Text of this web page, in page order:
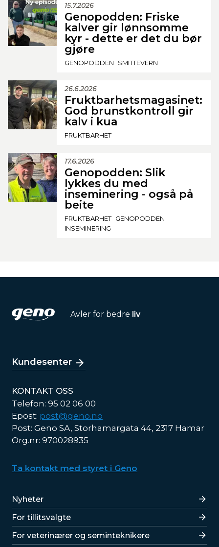
15.7.2026
Genopodden: Friske
kalver gir lønnsomme
kyr - dette er det du bør
gjøre
GENOPODDEN SMITTEVERN
26.6.2026
Fruktbarhetsmagasinet:
God brunstkontroll gir
kalv i kua
FRUKTBARHET
17.6.2026
Genopodden: Slik
lykkes du med
inseminering - også på
beite
FRUKTBARHET GENOPODDEN
INSEMINERING
Avler for bedre liv
Kundesenter
KONTAKT OSS
Telefon: 95 02 06 00
Epost: post@geno.no
Post: Geno SA, Storhamargata 44, 2317 Hamar
Org.nr: 970028935
Ta kontakt med styret i Geno
Lenker
Nyheter
For tillitsvalgte
For veterinærer og seminteknikere